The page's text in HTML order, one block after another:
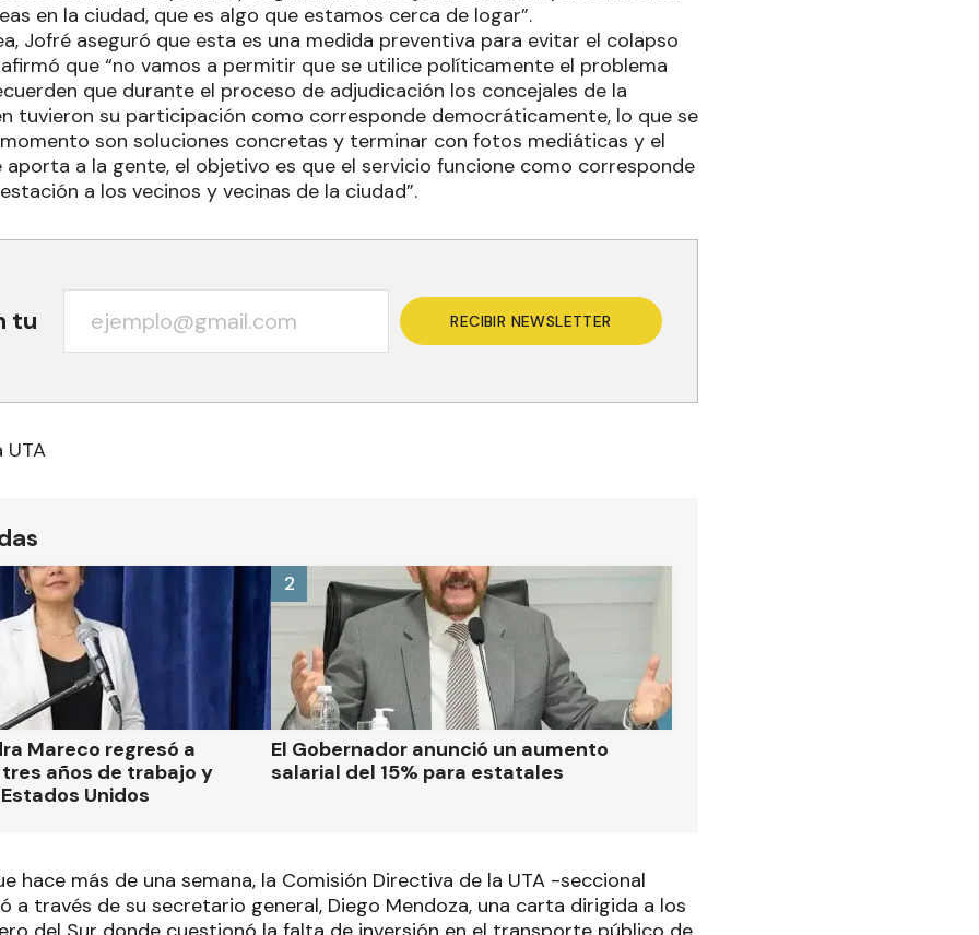
en la ciudad, que es algo que estamos cerca de logar”.
Jofré aseguró que esta es una medida preventiva para evitar el colapso
que “no vamos a permitir que se utilice políticamente el problema
que durante el proceso de adjudicación los concejales de la
tuvieron su participación como corresponde democráticamente, lo que se
son soluciones concretas y terminar con fotos mediáticas y el
aporta a la gente, el objetivo es que el servicio funcione como corresponde
a los vecinos y vecinas de la ciudad”.
tu RECIBIR NEWSLETTER
UTA
Mareco regresó a
años de trabajo y
Unidos
El Gobernador anunció un aumento
salarial del 15% para estatales
2
hace más de una semana, la Comisión Directiva de la UTA -seccional
a través de su secretario general, Diego Mendoza, una carta dirigida a los